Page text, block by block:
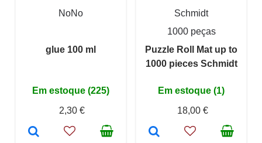
NoNo
glue 100 ml
Em estoque (225)
2,30 €
Schmidt
1000 peças
Puzzle Roll Mat up to
1000 pieces Schmidt
Em estoque (1)
18,00 €